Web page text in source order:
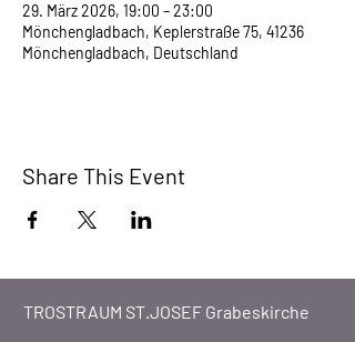
29. März 2026, 19:00 – 23:00
Mönchengladbach, Keplerstraße 75, 41236
Mönchengladbach, Deutschland
Share This Event
TROSTRAUM ST.JOSEF Grabeskirche